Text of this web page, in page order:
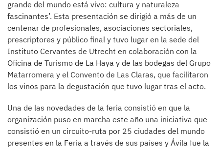
grande del mundo está vivo: cultura y naturaleza
fascinantes’. Esta presentación se dirigió a más de un
centenar de profesionales, asociaciones sectoriales,
prescriptores y público final y tuvo lugar en la sede del
Instituto Cervantes de Utrecht en colaboración con la
Oficina de Turismo de La Haya y de las bodegas del Grupo
Matarromera y el Convento de Las Claras, que facilitaron
los vinos para la degustación que tuvo lugar tras el acto.
Una de las novedades de la feria consistió en que la
organización puso en marcha este año una iniciativa que
consistió en un circuito-ruta por 25 ciudades del mundo
presentes en la Feria a través de sus países y Ávila fue la